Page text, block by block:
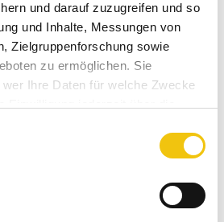
und darauf zuzugreifen und so
und Inhalte, Messungen von
Zielgruppenforschung sowie
zu ermöglichen. Sie
Ihre Daten für welche Zwecke
oder widerrufen
über Ihre geografische Lage
ca. 1-3 Werktage
In denWarenkorb